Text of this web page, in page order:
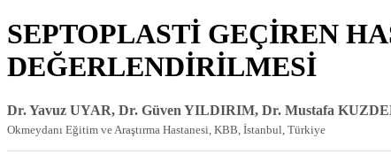
SEPTOPLASTİ GEÇİREN
DEĞERLENDİRİLMESİ
Dr. Yavuz UYAR, Dr. Güven YILDIRIM, Dr. Mustafa
Okmeydanı Eğitim ve Araştırma Hastanesi, KBB, İstanbul, Türkiye